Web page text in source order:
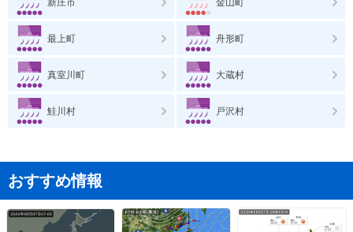
最上町 舟形町
真室川町 大蔵村
鮭川村 戸沢村
おすすめ情報